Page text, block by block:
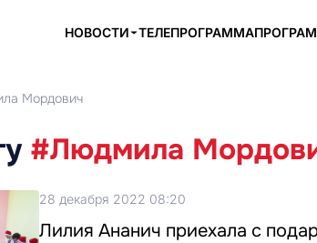
НОВОСТИ ТЕЛЕПРОГРАММА
Мордович
#Людмила
28 декабря 2022 08:20
Лилия Ананич приехала с